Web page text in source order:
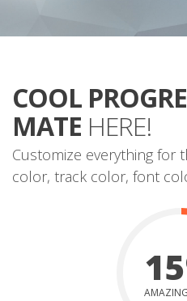
COOL
MATE HERE!
Customize everything for
color, track color, font